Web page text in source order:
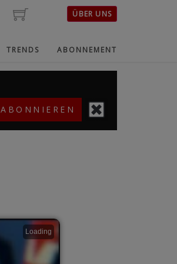
ÜBER UNS
TRENDS ABONNEMENT
ABONNIEREN
Loading